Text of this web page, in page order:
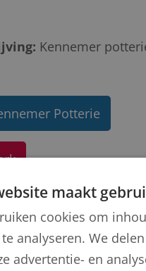
Kennemer
Potterie
maakt
cookies om
analyseren. We
advertentie- en